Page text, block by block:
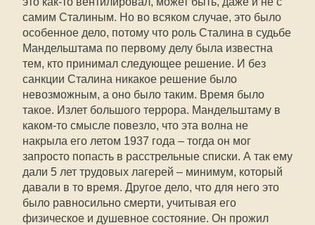
самим Сталиным. Но во всяком случае, это было
особенное дело, потому что роль Сталина в судьбе
Мандельштама по первому делу была известна
тем, кто принимал следующее решение. И без
санкции Сталина никакое решение было
невозможным, а оно было таким. Время было
такое. Излет большого террора. Мандельштаму в
каком-то смысле повезло, что эта волна не
накрыла его летом 1937 года – тогда он мог
запросто попасть в расстрельные списки. А так ему
дали 5 лет трудовых лагерей – минимум, который
давали в то время. Другое дело, что для него это
было равносильно смерти, учитывая его
физическое и душевное состояние. Он прожил